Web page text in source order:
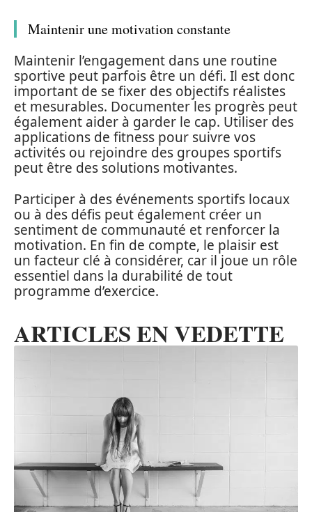
Maintenir une motivation constante
Maintenir l’engagement dans une routine
sportive peut parfois être un défi. Il est donc
important de se fixer des objectifs réalistes
et mesurables. Documenter les progrès peut
également aider à garder le cap. Utiliser des
applications de fitness pour suivre vos
activités ou rejoindre des groupes sportifs
peut être des solutions motivantes.
Participer à des événements sportifs locaux
ou à des défis peut également créer un
sentiment de communauté et renforcer la
motivation. En fin de compte, le plaisir est
un facteur clé à considérer, car il joue un rôle
essentiel dans la durabilité de tout
programme d’exercice.
ARTICLES EN VEDETTE